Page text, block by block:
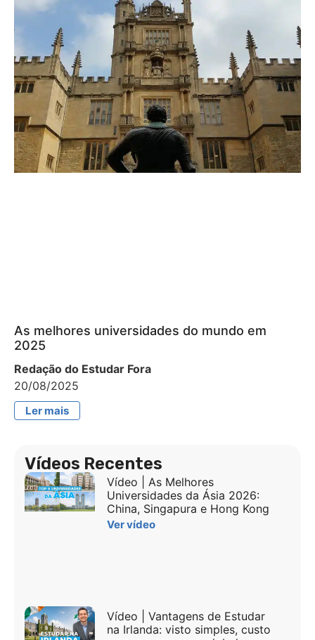
As melhores universidades do mundo em
2025
Redação do Estudar Fora
20/08/2025
Ler mais
Vídeos Recentes
Vídeo | As Melhores
Universidades da Ásia 2026:
China, Singapura e Hong Kong
Ver vídeo
Vídeo | Vantagens de Estudar
na Irlanda: visto simples, custo